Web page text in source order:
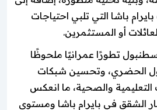
باشا التي تلبي احتياجات
أو المستثمرين.
تطورًا عمرانيًا ملحوظًا
الحضري، وتحسين شبكات
والصحية، ما انعكس
الشقق في بايرام باشا ومستوى